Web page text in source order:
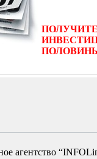
ПОЛОВИНЫ
агентство